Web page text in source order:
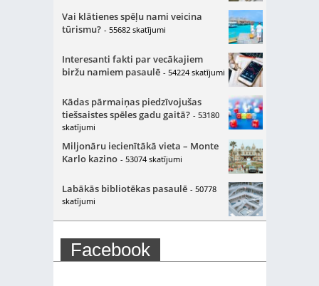
Vai klātienes spēļu nami veicina
tūrismu? - 55682 skatījumi
Interesanti fakti par vecākajiem
biržu namiem pasaulē - 54224 skatījumi
Kādas pārmaiņas piedzīvojušas
tiešsaistes spēles gadu gaitā? - 53180
skatījumi
Miljonāru iecienītākā vieta – Monte
Karlo kazino - 53074 skatījumi
Labākās bibliotēkas pasaulē - 50778
skatījumi
Facebook